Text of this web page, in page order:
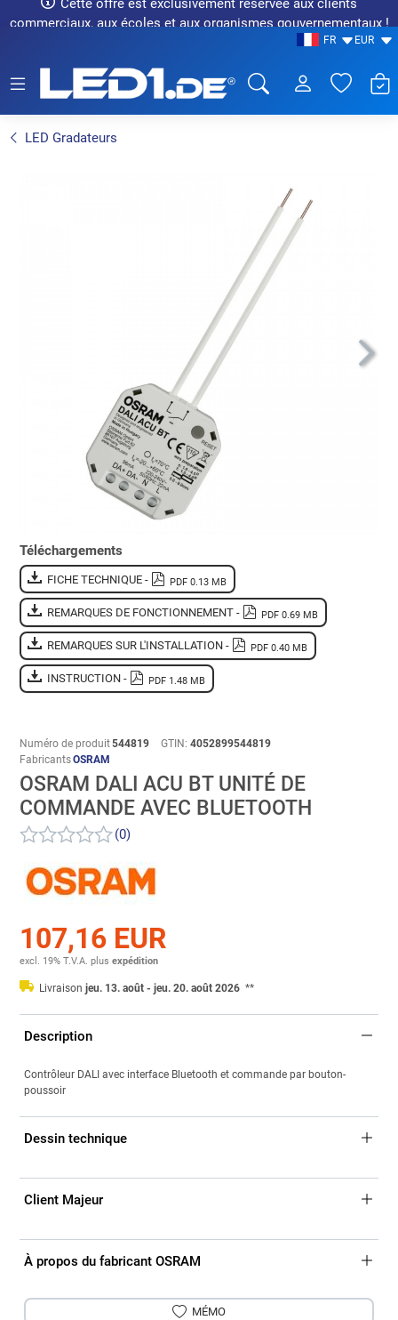
Cette offre est exclusivement réservée aux clients
commerciaux, aux écoles et aux organismes gouvernementaux !
FR EUR
LED Gradateurs

Téléchargements
FICHE TECHNIQUE - PDF 0.13 MB
REMARQUES DE FONCTIONNEMENT - PDF 0.69 MB
REMARQUES SUR L'INSTALLATION - PDF 0.40 MB
INSTRUCTION - PDF 1.48 MB
Numéro de produit544819 GTIN: 4052899544819
FabricantsOSRAM
OSRAM DALI ACU BT UNITÉ DE
COMMANDE AVEC BLUETOOTH
(0)
107,16 EUR
excl. 19% T.V.A. plus expédition
Livraison jeu. 13. août - jeu. 20. août 2026 **
Description
Contrôleur DALI avec interface Bluetooth et commande par bouton-
poussoir
Dessin technique
Client Majeur
À propos du fabricant OSRAM
MÉMO